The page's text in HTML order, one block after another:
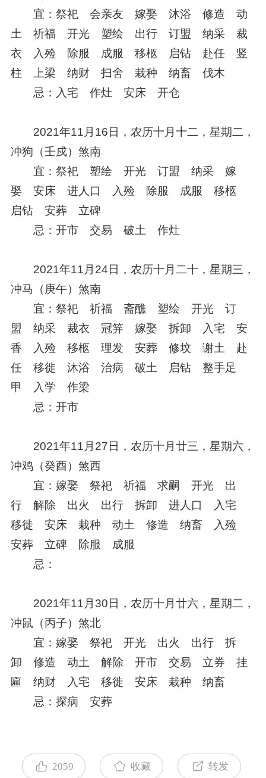
宜：祭祀 会亲友 嫁娶 沐浴 修造 动
土 祈福 开光 塑绘 出行 订盟 纳采 裁
衣 入殓 除服 成服 移柩 启钻 赴任 竖
柱 上梁 纳财 扫舍 栽种 纳畜 伐木
忌：入宅 作灶 安床 开仓
2021年11月16日，农历十月十二，星期二，
冲狗（壬戍）煞南
宜：祭祀 塑绘 开光 订盟 纳采 嫁
娶 安床 进人口 入殓 除服 成服 移柩
启钻 安葬 立碑
忌：开市 交易 破土 作灶
2021年11月24日，农历十月二十，星期三，
冲马（庚午）煞南
宜：祭祀 祈福 斋醮 塑绘 开光 订
盟 纳采 裁衣 冠笄 嫁娶 拆卸 入宅 安
香 入殓 移柩 理发 安葬 修坟 谢土 赴
任 移徙 沐浴 治病 破土 启钻 整手足
甲 入学 作梁
忌：开市
2021年11月27日，农历十月廿三，星期六，
冲鸡（癸酉）煞西
宜：嫁娶 祭祀 祈福 求嗣 开光 出
行 解除 出火 出行 拆卸 进人口 入宅
移徙 安床 栽种 动土 修造 纳畜 入殓
安葬 立碑 除服 成服
忌：
2021年11月30日，农历十月廿六，星期二，
冲鼠（丙子）煞北
宜：嫁娶 祭祀 开光 出火 出行 拆
卸 修造 动土 解除 开市 交易 立券 挂
匾 纳财 入宅 移徙 安床 栽种 纳畜
忌：探病 安葬
2059 收藏 转发